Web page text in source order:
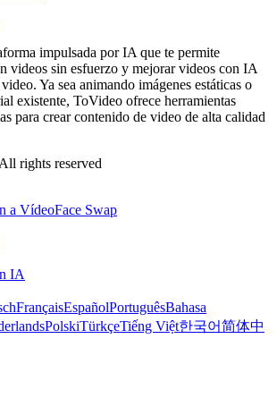
impulsada por IA que te permite
videos sin esfuerzo y mejorar videos con IA
Ya sea animando imágenes estáticas o
existente, ToVideo ofrece herramientas
para crear contenido de video de alta calidad
rights reserved
a VídeoFace Swap
IA
FrançaisEspañolPortuguêsBahasa
PolskiTürkçeTiếng Việt한국어简体中